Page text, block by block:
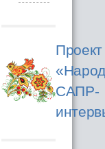
Проект
САПР-